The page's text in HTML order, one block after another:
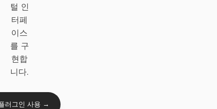
프로토타입
슬라이드
영상
솔로 빌더
엔지니어링
털 인
터페
이스
를 구
현합
니다.
러그인 사용 →